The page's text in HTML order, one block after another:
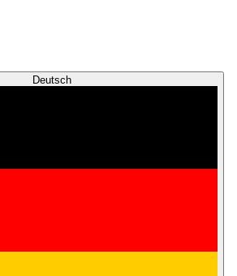
Deutsch